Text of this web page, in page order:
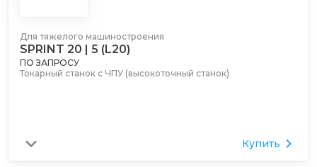
Для тяжелого машиностроения
SPRINT 20 | 5 (L20)
ПО ЗАПРОСУ
Токарный станок с ЧПУ (высокоточный станок)
Купить